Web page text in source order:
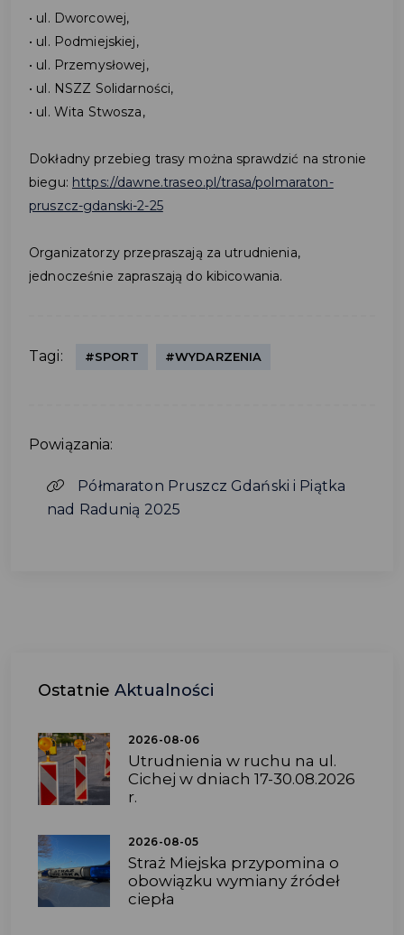
• ul. Dworcowej,
• ul. Podmiejskiej,
• ul. Przemysłowej,
• ul. NSZZ Solidarności,
• ul. Wita Stwosza,
Dokładny przebieg trasy można sprawdzić na stronie
biegu: https://dawne.traseo.pl/trasa/polmaraton-
pruszcz-gdanski-2-25
Organizatorzy przepraszają za utrudnienia,
jednocześnie zapraszają do kibicowania.
Tagi: #SPORT #WYDARZENIA
Powiązania:
Półmaraton Pruszcz Gdański i Piątka
nad Radunią 2025
Ostatnie Aktualności
2026-08-06
Utrudnienia w ruchu na ul.
Cichej w dniach 17-30.08.2026
r.
2026-08-05
Straż Miejska przypomina o
obowiązku wymiany źródeł
ciepła